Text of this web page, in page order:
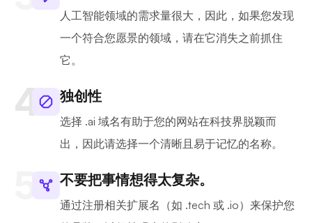
人工智能领域的需求量很大，因此，如果您发现
一个符合您愿景的领域，请在它消失之前抓住
它。
独创性
选择 .ai 域名有助于您的网站在科技界脱颖而
出，因此请选择一个清晰且易于记忆的名称。
不要把事情想得太复杂。
通过注册相关扩展名（如 .tech 或 .io）来保护您